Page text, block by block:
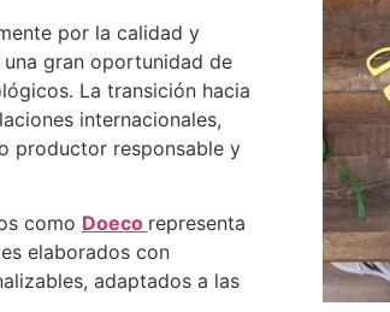
por la calidad y
gran oportunidad de
La transición hacia
internacionales,
productor responsable y
como Doeco representa
elaborados con
adaptados a las